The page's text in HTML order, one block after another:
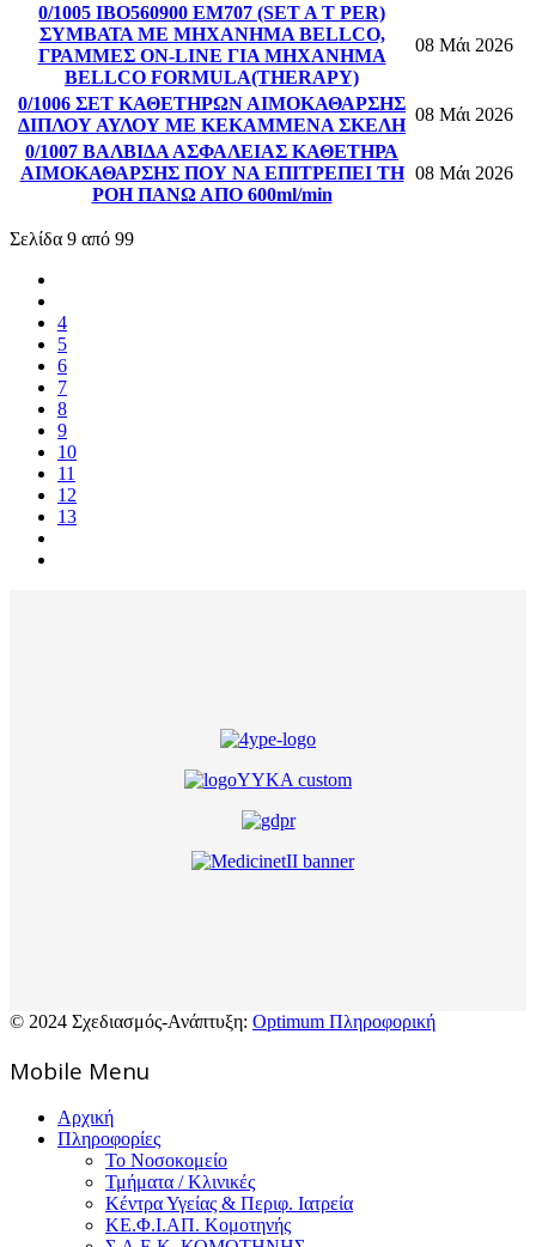
0/1005 IBO560900 EM707 (SET A T PER)
ΣΥΜΒΑΤΑ ΜΕ ΜΗΧΑΝΗΜΑ BELLCO,
ΓΡΑΜΜΕΣ ON-LINE ΓΙΑ ΜΗΧΑΝΗΜΑ
BELLCO FORMULA(THERAPY)
08 Μάι 2026
0/1006 ΣΕΤ ΚΑΘΕΤΗΡΩΝ ΑΙΜΟΚΑΘΑΡΣΗΣ
ΔΙΠΛΟΥ ΑΥΛΟΥ ME KEKAMMENA ΣΚΕΛΗ
08 Μάι 2026
0/1007 ΒΑΛΒΙΔΑ ΑΣΦΑΛΕΙΑΣ ΚΑΘΕΤΗΡΑ
ΑΙΜΟΚΑΘΑΡΣΗΣ ΠΟΥ ΝΑ ΕΠΙΤΡΕΠΕΙ ΤΗ
ΡΟΗ ΠΑΝΩ ΑΠΟ 600ml/min
08 Μάι 2026
Σελίδα 9 από 99
4
5
6
7
8
9
10
11
12
13
© 2024 Σχεδιασμός-Ανάπτυξη: Optimum Πληροφορική
Mοbile Menu
Αρχική
Πληροφορίες
Το Νοσοκομείο
Τμήματα / Κλινικές
Κέντρα Υγείας & Περιφ. Ιατρεία
ΚΕ.Φ.Ι.ΑΠ. Κομοτηνής